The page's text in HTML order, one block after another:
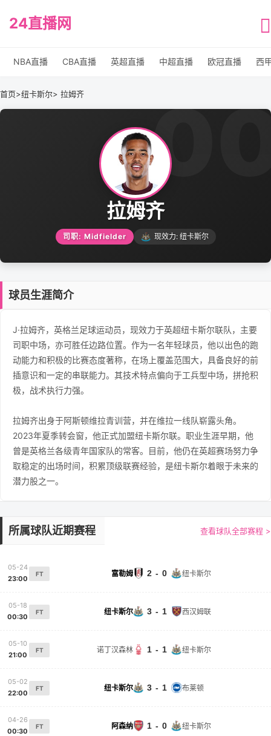
24直播网
NBA直播 CBA直播 英超直播 中超直播 欧冠直播 西
首页>纽卡斯尔> 拉姆齐
拉姆齐
司职: Midfielder 现效力: 纽卡斯尔
球员生涯简介
J·拉姆齐，英格兰足球运动员，现效力于英超纽卡斯尔联队，主要
司职中场，亦可胜任边路位置。作为一名年轻球员，他以出色的跑
动能力和积极的比赛态度著称，在场上覆盖范围大，具备良好的前
插意识和一定的串联能力。其技术特点偏向于工兵型中场，拼抢积
极，战术执行力强。
拉姆齐出身于阿斯顿维拉青训营，并在维拉一线队崭露头角。
2023年夏季转会窗，他正式加盟纽卡斯尔联。职业生涯早期，他
曾是英格兰各级青年国家队的常客。目前，他仍在英超赛场努力争
取稳定的出场时间，积累顶级联赛经验，是纽卡斯尔着眼于未来的
潜力股之一。
所属球队近期赛程 查看球队全部赛程 >
05-24
23:00
FT 富勒姆 2 - 0 纽卡斯尔
05-18
00:30
FT 纽卡斯尔 3 - 1 西汉姆联
05-10
21:00
FT 诺丁汉森林 1 - 1 纽卡斯尔
05-02
22:00
FT 纽卡斯尔 3 - 1 布莱顿
04-26
00:30
FT 阿森纳 1 - 0 纽卡斯尔